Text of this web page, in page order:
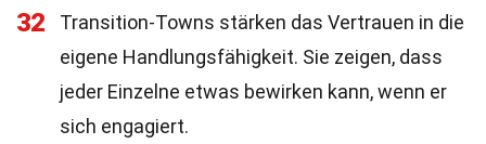
32
Transition-Towns stärken das Vertrauen in die
eigene Handlungsfähigkeit. Sie zeigen, dass
jeder Einzelne etwas bewirken kann, wenn er
sich engagiert.